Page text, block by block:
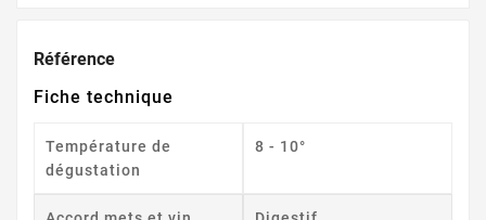
Référence
Fiche technique
Température de
dégustation
8 - 10°